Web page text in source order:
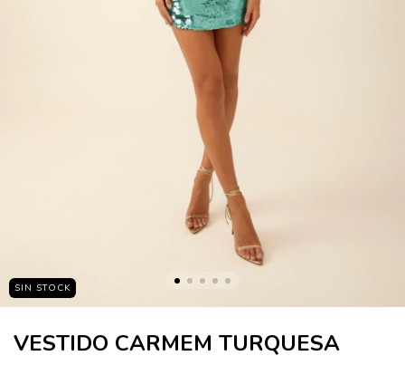
SIN STOCK
VESTIDO CARMEM TURQUESA